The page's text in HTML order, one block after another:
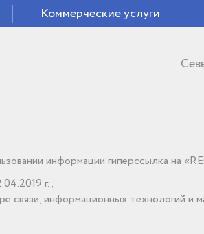
Коммерческие услуги
информации гиперссылка на
г.,
информационных технологий и